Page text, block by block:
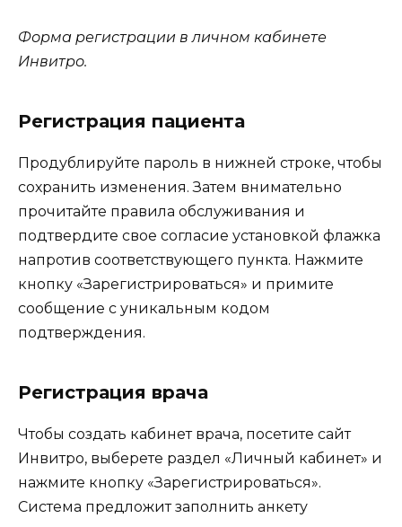
Форма регистрации в личном кабинете
Инвитро.
Регистрация пациента
Продублируйте пароль в нижней строке, чтобы
сохранить изменения. Затем внимательно
прочитайте правила обслуживания и
подтвердите свое согласие установкой флажка
напротив соответствующего пункта. Нажмите
кнопку «Зарегистрироваться» и примите
сообщение с уникальным кодом
подтверждения.
Регистрация врача
Чтобы создать кабинет врача, посетите сайт
Инвитро, выберете раздел «Личный кабинет» и
нажмите кнопку «Зарегистрироваться».
Система предложит заполнить анкету